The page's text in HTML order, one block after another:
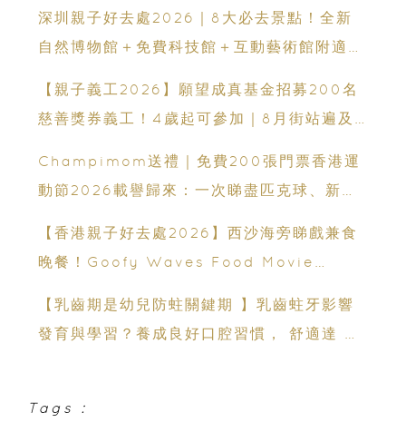
深圳親子好去處2026｜8大必去景點！全新
自然博物館＋免費科技館＋互動藝術館附適合
【親子義工2026】願望成真基金招募200名
慈善獎券義工！4歲起可參加｜8月街站遍及
Champimom送禮｜免費200張門票香港運
動節2026載譽歸來：一次睇盡匹克球、新興
【香港親子好去處2026】西沙海旁睇戲兼食
晚餐！Goofy Waves Food Movie
【乳齒期是幼兒防蛀關鍵期 】乳齒蛀牙影響
發育與學習？養成良好口腔習慣， 舒適達 強
Tags :